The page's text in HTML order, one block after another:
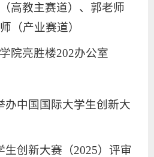
高教主赛道）、郭老师
（产业赛道）
院亮胜楼202办公室
办中国国际大学生创新大
生创新大赛（2025）评审